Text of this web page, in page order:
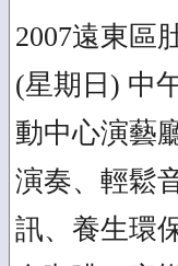
2007遠東區
(星期日) 中
動中心演藝
演奏、輕鬆
訊、養生環